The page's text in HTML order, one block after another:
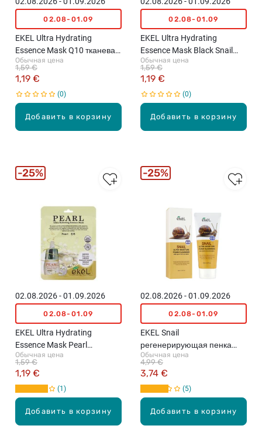
Добавить в корзину
02.08-01.09
EKEL Ultra Hydrating
Essence Mask Q10 тканевая
маска для лица с
коэнзимом Q10, 25мл
Обычная цена
1,19 €
1,59 €
0
Добавить в корзину
02.08-01.09
EKEL Ultra Hydrating
Essence Mask Black Snail
тканевая маска для лица с
улиточным муцином, 25мл
Обычная цена
1,19 €
1,59 €
0
Добавить в корзину
02.08.2026 - 01.09.2026
02.08-01.09
EKEL Ultra Hydrating
Essence Mask Pearl
тканевая маска с
жемчужной пудрой, 25мл
Обычная цена
1,19 €
1,59 €
1
25%
Добавить в корзину
02.08.2026 - 01.09.2026
02.08-01.09
EKEL Snail
регенерирующая пенка
для умывания лица, 100мл
Обычная цена
3,74 €
4,99 €
5
25%